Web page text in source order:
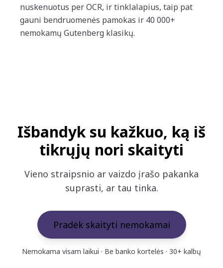
nuskenuotus per OCR, ir tinklalapius, taip pat
gauni bendruomenės pamokas ir 40 000+
nemokamų Gutenberg klasikų.
Išbandyk su kažkuo, ką iš
tikrųjų nori skaityti
Vieno straipsnio ar vaizdo įrašo pakanka
suprasti, ar tau tinka.
Pradėk skaityti nemokamai
Nemokama visam laikui · Be banko kortelės · 30+ kalbų